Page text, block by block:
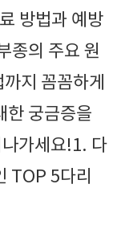
방법과 예방
종의 주요 원
지 꼼꼼하게
한 궁금증을
가세요!1. 다
TOP 5다리